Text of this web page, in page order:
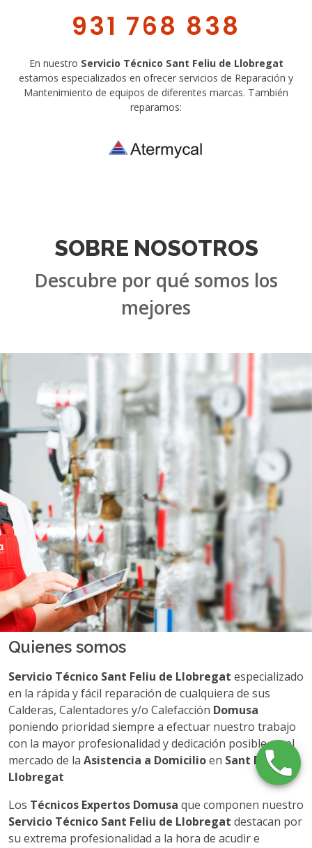
931 768 838
En nuestro Servicio Técnico Sant Feliu de Llobregat
estamos especializados en ofrecer servicios de Reparación y
Mantenimiento de equipos de diferentes marcas. También
reparamos:
Descubre por qué somos los
mejores
Quienes somos
Servicio Técnico Sant Feliu de Llobregat
en la rápida y fácil reparación de cualquiera de sus
Calderas, Calentadores y/o CalefacciónDomusa
poniendo prioridad siempre a efectuar nuestro trabajo
con la mayor profesionalidad y dedicación posible en el
mercado de laAsistencia a DomicilioenSant Feliu de
Llobregat
LosTécnicos Expertos Domusaque componen nuestro
Servicio Técnico Sant Feliu de Llobregat
destacan por
su extrema profesionalidad a la hora de acudir e
interactuar con usted y su familia. Nuestro principal
objetivo es la satisfacción de todos nuestros clientes por